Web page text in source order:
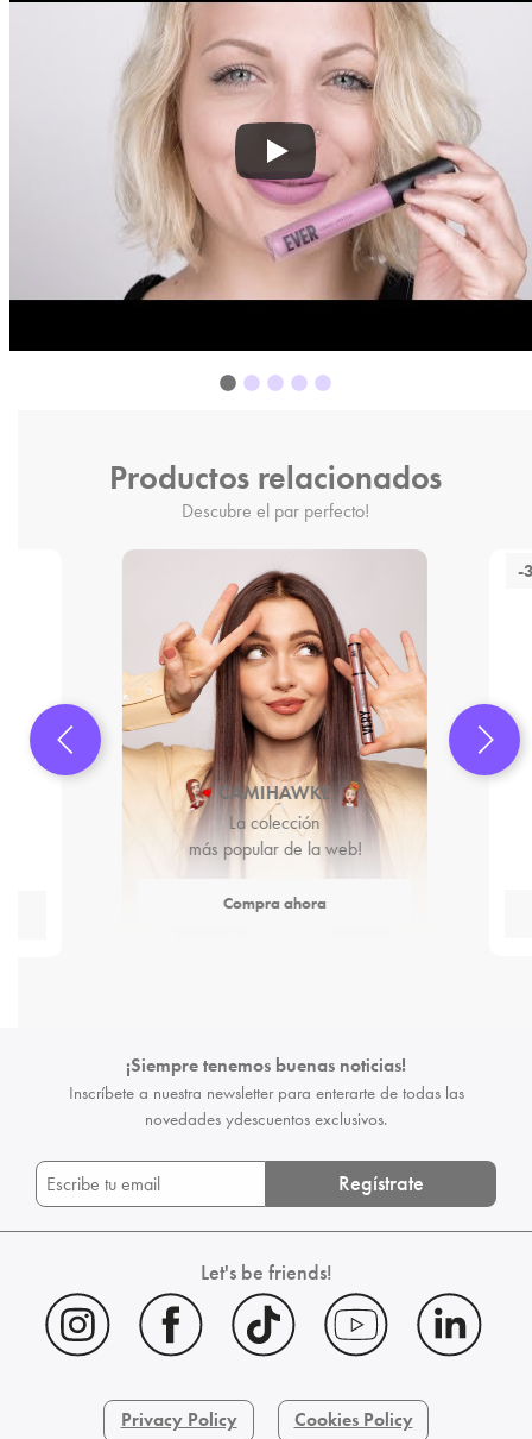
Productos relacionados
Descubre el par perfecto!
CAMIHAWKE
La colección
más popular de la web!
Compra ahora
-
¡Siempre tenemos buenas noticias!
Inscríbete a nuestra newsletter para enterarte de todas las
novedades ydescuentos exclusivos.
Regístrate
Let's be friends!
Privacy Policy Cookies Policy